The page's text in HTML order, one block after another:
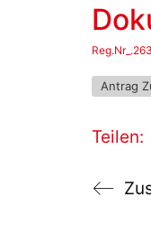
Antrag
Teilen: